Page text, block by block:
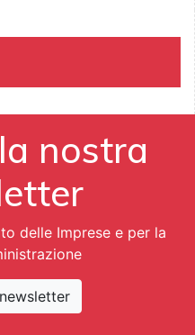
nostra
delle Imprese e per la